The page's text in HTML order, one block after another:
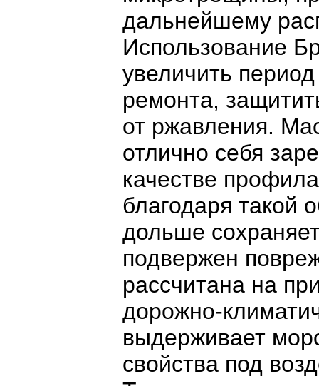
дальнейшему
Использование
увеличить
ремонта,
от ржавления.
отлично себя
качестве
благодаря такой
дольше
подвержен
рассчитана на
дорожно-
выдерживает
свойства под